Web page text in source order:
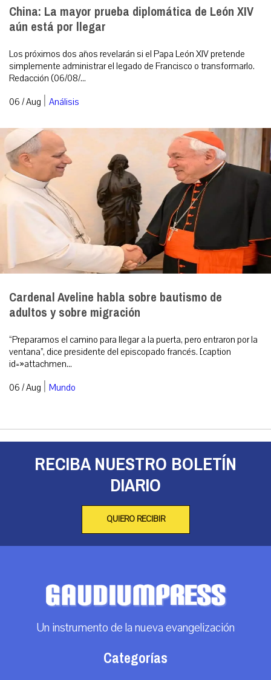
China: La mayor prueba diplomática de León XIV
aún está por llegar
Los próximos dos años revelarán si el Papa León XIV pretende
simplemente administrar el legado de Francisco o transformarlo.
Redacción (06/08/...
06 / Aug | Análisis
Cardenal Aveline habla sobre bautismo de
adultos y sobre migración
“Preparamos el camino para llegar a la puerta, pero entraron por la
ventana”, dice presidente del episcopado francés. [caption
id=»attachmen...
06 / Aug | Mundo
RECIBA NUESTRO BOLETÍN
DIARIO
QUIERO RECIBIR
Un instrumento de la nueva evangelización
Categorías